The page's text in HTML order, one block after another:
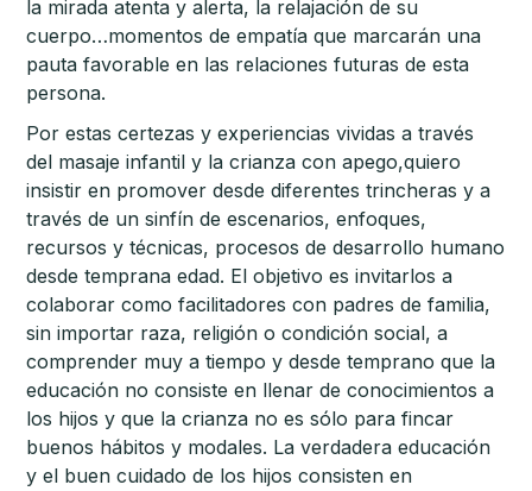
la mirada atenta y alerta, la relajación de su
cuerpo…momentos de empatía que marcarán una
pauta favorable en las relaciones futuras de esta
persona.
Por estas certezas y experiencias vividas a través
del masaje infantil y la crianza con apego,quiero
insistir en promover desde diferentes trincheras y a
través de un sinfín de escenarios, enfoques,
recursos y técnicas, procesos de desarrollo humano
desde temprana edad. El objetivo es invitarlos a
colaborar como facilitadores con padres de familia,
sin importar raza, religión o condición social, a
comprender muy a tiempo y desde temprano que la
educación no consiste en llenar de conocimientos a
los hijos y que la crianza no es sólo para fincar
buenos hábitos y modales. La verdadera educación
y el buen cuidado de los hijos consisten en